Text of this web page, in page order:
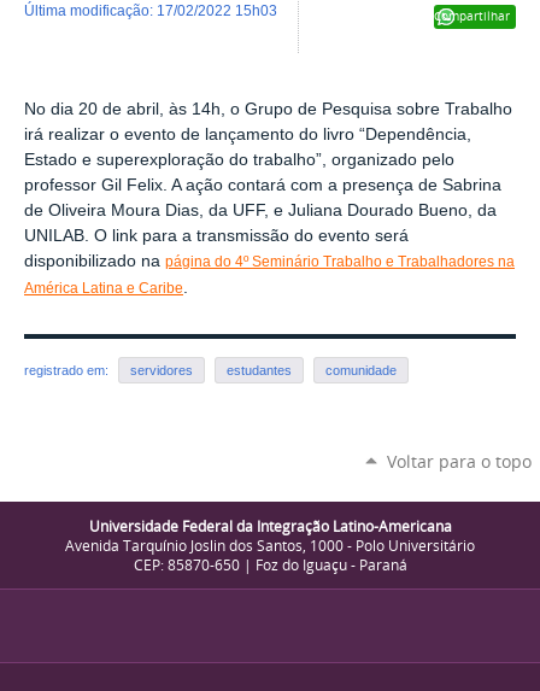
Compartilhar
última modificação: 17/02/2022 15h03
No dia 20 de abril, às 14h, o Grupo de Pesquisa sobre Trabalho
irá realizar o evento de lançamento do livro “Dependência,
Estado e superexploração do trabalho”, organizado pelo
professor Gil Felix. A ação contará com a presença de Sabrina
de Oliveira Moura Dias, da UFF, e Juliana Dourado Bueno, da
UNILAB. O link para a transmissão do evento será
disponibilizado na página do 4º Seminário Trabalho e Trabalhadores na
América Latina e Caribe
registrado em: servidores estudantes comunidade
Voltar para o topo
Universidade Federal da Integração Latino-Americana
Avenida Tarquínio Joslin dos Santos, 1000 - Polo Universitário
CEP: 85870-650 | Foz do Iguaçu - Paraná